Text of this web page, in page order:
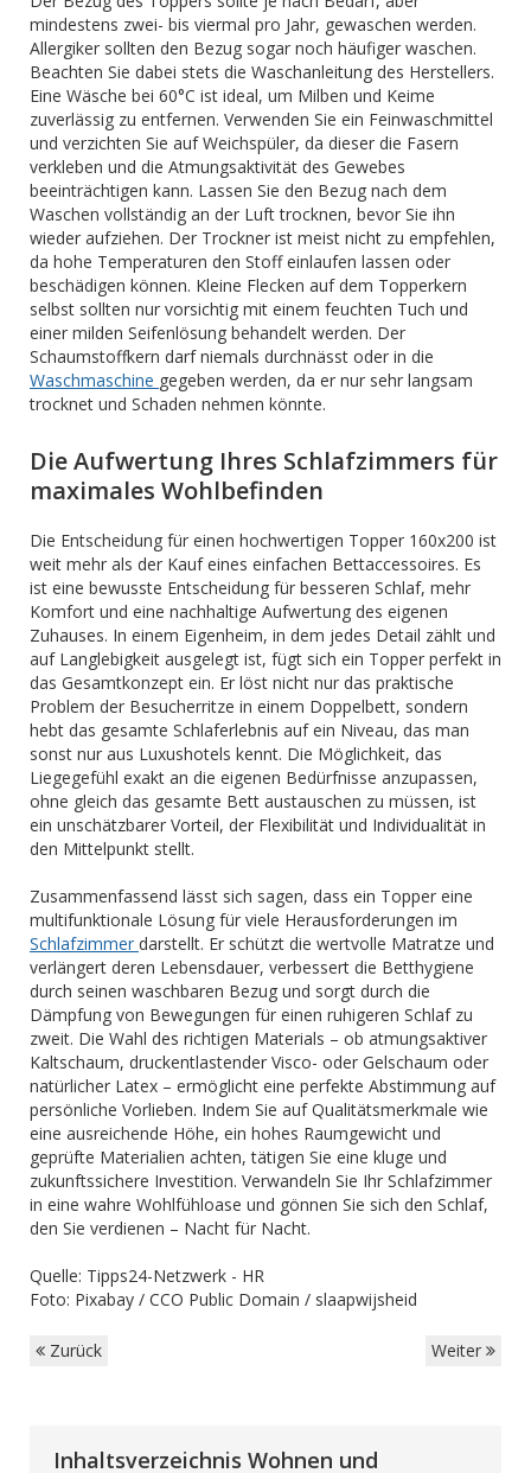
mindestens zwei- bis viermal pro Jahr, gewaschen werden.
Allergiker sollten den Bezug sogar noch häufiger waschen.
Beachten Sie dabei stets die Waschanleitung des Herstellers.
Eine Wäsche bei 60°C ist ideal, um Milben und Keime
zuverlässig zu entfernen. Verwenden Sie ein Feinwaschmittel
und verzichten Sie auf Weichspüler, da dieser die Fasern
verkleben und die Atmungsaktivität des Gewebes
beeinträchtigen kann. Lassen Sie den Bezug nach dem
Waschen vollständig an der Luft trocknen, bevor Sie ihn
wieder aufziehen. Der Trockner ist meist nicht zu empfehlen,
da hohe Temperaturen den Stoff einlaufen lassen oder
beschädigen können. Kleine Flecken auf dem Topperkern
selbst sollten nur vorsichtig mit einem feuchten Tuch und
einer milden Seifenlösung behandelt werden. Der
Schaumstoffkern darf niemals durchnässt oder in die
Waschmaschine gegeben werden, da er nur sehr langsam
trocknet und Schaden nehmen könnte.
Die Aufwertung Ihres Schlafzimmers für
maximales Wohlbefinden
Die Entscheidung für einen hochwertigen Topper 160x200 ist
weit mehr als der Kauf eines einfachen Bettaccessoires. Es
ist eine bewusste Entscheidung für besseren Schlaf, mehr
Komfort und eine nachhaltige Aufwertung des eigenen
Zuhauses. In einem Eigenheim, in dem jedes Detail zählt und
auf Langlebigkeit ausgelegt ist, fügt sich ein Topper perfekt in
das Gesamtkonzept ein. Er löst nicht nur das praktische
Problem der Besucherritze in einem Doppelbett, sondern
hebt das gesamte Schlaferlebnis auf ein Niveau, das man
sonst nur aus Luxushotels kennt. Die Möglichkeit, das
Liegegefühl exakt an die eigenen Bedürfnisse anzupassen,
ohne gleich das gesamte Bett austauschen zu müssen, ist
ein unschätzbarer Vorteil, der Flexibilität und Individualität in
den Mittelpunkt stellt.
Zusammenfassend lässt sich sagen, dass ein Topper eine
multifunktionale Lösung für viele Herausforderungen im
Schlafzimmer darstellt. Er schützt die wertvolle Matratze und
verlängert deren Lebensdauer, verbessert die Betthygiene
durch seinen waschbaren Bezug und sorgt durch die
Dämpfung von Bewegungen für einen ruhigeren Schlaf zu
zweit. Die Wahl des richtigen Materials – ob atmungsaktiver
Kaltschaum, druckentlastender Visco- oder Gelschaum oder
natürlicher Latex – ermöglicht eine perfekte Abstimmung auf
persönliche Vorlieben. Indem Sie auf Qualitätsmerkmale wie
eine ausreichende Höhe, ein hohes Raumgewicht und
geprüfte Materialien achten, tätigen Sie eine kluge und
zukunftssichere Investition. Verwandeln Sie Ihr Schlafzimmer
in eine wahre Wohlfühloase und gönnen Sie sich den Schlaf,
den Sie verdienen – Nacht für Nacht.
Quelle: Tipps24-Netzwerk - HR
Foto: Pixabay / CCO Public Domain / slaapwijsheid
Zurück Weiter
Inhaltsverzeichnis Wohnen und